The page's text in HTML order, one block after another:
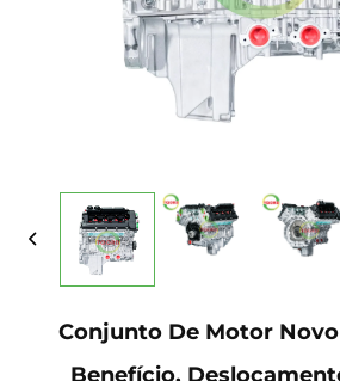
Conjunto De Motor
Benefício,